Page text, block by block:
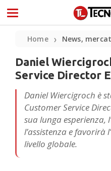
Home ❯ News,
Daniel
Service Director
Daniel Wiercigroch è
Customer Service
sua lunga esperienza,
l’assistenza e favorirà
livello globale.